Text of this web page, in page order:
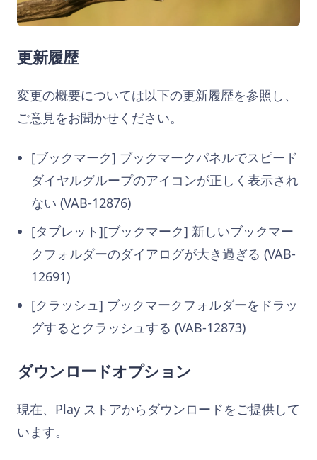
更新履歴
変更の概要については以下の更新履歴を参照し、
ご意見をお聞かせください。
[ブックマーク] ブックマークパネルでスピード
ダイヤルグループのアイコンが正しく表示され
ない (VAB-12876)
[タブレット][ブックマーク] 新しいブックマー
クフォルダーのダイアログが大き過ぎる (VAB-
12691)
[クラッシュ] ブックマークフォルダーをドラッ
グするとクラッシュする (VAB-12873)
ダウンロードオプション
現在、Play ストアからダウンロードをご提供して
います。